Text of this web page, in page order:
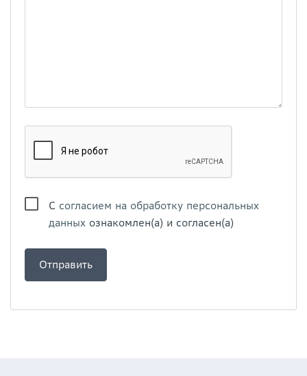
С согласием на обработку персональных
данных ознакомлен(а) и согласен(а)